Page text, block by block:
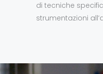
di tecniche
strumentazioni